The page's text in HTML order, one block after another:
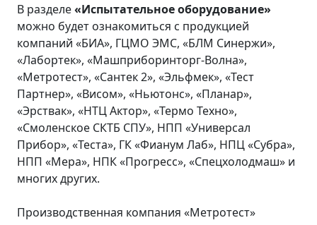
В разделе«Испытательное оборудование»
можно будет ознакомиться с продукцией
компаний «БИА», ГЦМО ЭМС, «БЛМ Синержи»,
«Лабортек», «Машприборинторг-Волна»,
«Метротест», «Сантек 2», «Эльфмек», «Тест
Партнер», «Висом», «Ньютонс», «Планар»,
«Эрствак», «НТЦ Актор», «Термо Техно»,
«Смоленское СКТБ СПУ», НПП «Универсал
Прибор», «Теста», ГК «Фианум Лаб», НПЦ «Субра»,
НПП «Мера», НПК «Прогресс», «Спецхолодмаш» и
многих других.
Производственная компания «Метротест»